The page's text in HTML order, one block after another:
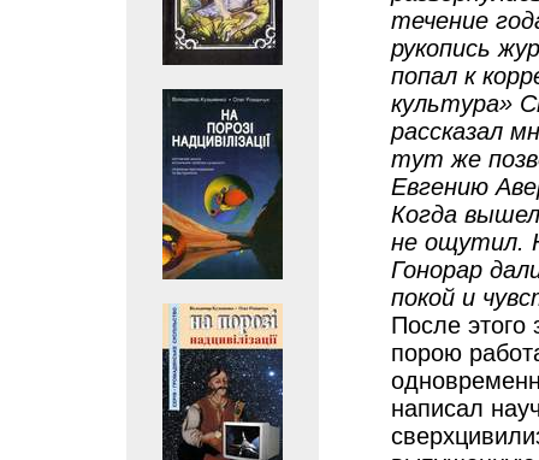
течение
рукопись
попал к
культура»
рассказал
тут же
Евгению
Когда
не ощутил.
Гонорар
покой и
После этого
порою
написал